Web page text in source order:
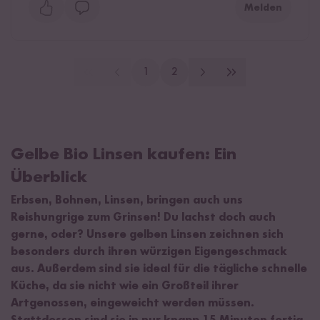
Melden
1 2
Gelbe Bio Linsen kaufen: Ein
Überblick
Erbsen, Bohnen, Linsen, bringen auch uns
Reishungrige zum Grinsen! Du lachst doch auch
gerne, oder? Unsere gelben Linsen zeichnen sich
besonders durch ihren würzigen Eigengeschmack
aus. Außerdem sind sie ideal für die tägliche schnelle
Küche, da sie nicht wie ein Großteil ihrer
Artgenossen, eingeweicht werden müssen.